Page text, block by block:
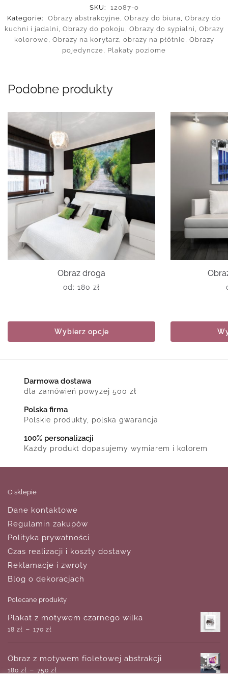
SKU:
12087-o
Kategorie:
Obrazy abstrakcyjne, Obrazy do biura, Obrazy do
kuchni i jadalni , Obrazy do pokoju , Obrazy do sypialni , Obrazy
kolorowe, Obrazy na korytarz, obrazy na płótnie, Obrazy
pojedyncze, Plakaty poziome
Podobne produkty
Obraz droga
od: 180 zł
Wybierz opcje
Darmowa dostawa
dla zamówień powyżej 500 zł
Polska firma
Polskie produkty, polska gwarancja
100% personalizacji
Każdy produkt dopasujemy wymiarem i kolorem
O sklepie
Dane kontaktowe
Regulamin zakupów
Polityka prywatności
Czas realizacji i koszty dostawy
Reklamacje i zwroty
Blog o dekoracjach
Polecane produkty
Plakat z motywem czarnego wilka
18 zł – 170 zł
Obraz z motywem fioletowej abstrakcji
180 zł – 750 zł